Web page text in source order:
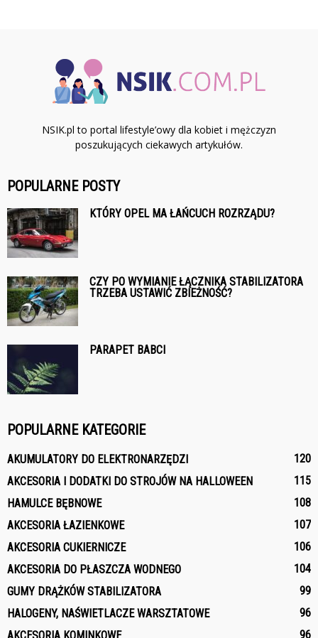
NSIK.pl to portal lifestyle’owy dla kobiet i mężczyzn
poszukujących ciekawych artykułów.
POPULARNE POSTY
KTÓRY OPEL MA ŁAŃCUCH ROZRZĄDU?
CZY PO WYMIANIE ŁĄCZNIKA STABILIZATORA
TRZEBA USTAWIĆ ZBIEŻNOŚĆ?
PARAPET BABCI
POPULARNE KATEGORIE
AKUMULATORY DO ELEKTRONARZĘDZI
120
AKCESORIA I DODATKI DO STROJÓW NA HALLOWEEN
115
HAMULCE BĘBNOWE
108
AKCESORIA ŁAZIENKOWE
107
AKCESORIA CUKIERNICZE
106
AKCESORIA DO PŁASZCZA WODNEGO
104
GUMY DRĄŻKÓW STABILIZATORA
99
HALOGENY, NAŚWIETLACZE WARSZTATOWE
96
96